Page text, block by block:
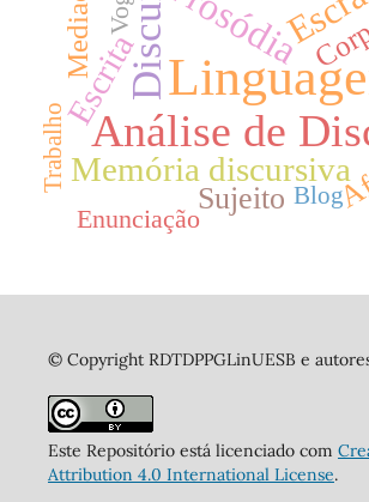
Análise de
Memória discursiva
Escrita
Sujeito
Enunciação
Trabalho
Blog
© Copyright RDTDPPGLinUESB e
Este Repositório está licenciado com
Attribution 4.0 International License.